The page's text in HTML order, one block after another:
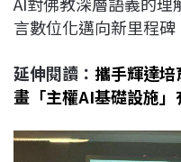
言數位化邁向新里程碑
延伸閱讀： 攜手輝達
畫「主權AI基礎設施」